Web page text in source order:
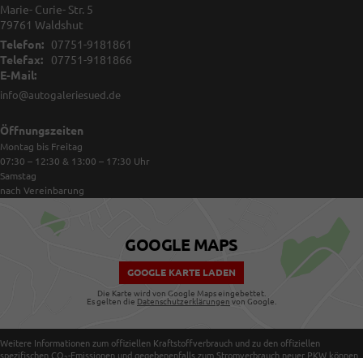
Marie- Curie- Str. 5
79761 Waldshut
Telefon:
07751-9181861
Telefax:
07751-9181866
E-Mail:
info@autogaleriesued.de
Öffnungszeiten
Montag bis Freitag
07:30 – 12:30 & 13:00 – 17:30 Uhr
Samstag
nach Vereinbarung
GOOGLE MAPS
GOOGLE KARTE LADEN
Die Karte wird von Google Maps eingebettet.
Es gelten die Datenschutzerklärungen von Google.
Weitere Informationen zum offiziellen Kraftstoffverbrauch und zu den offiziellen
spezifischen CO -Emissionen und gegebenenfalls zum Stromverbrauch neuer PKW können